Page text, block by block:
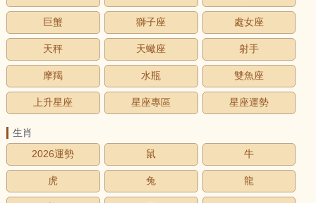
巨蟹 獅子座 處女座
天秤 天蠍座 射手
摩羯 水瓶 雙魚座
上升星座 星座專區 星座運勢
生肖
2026運勢
鼠 牛
虎 兔 龍